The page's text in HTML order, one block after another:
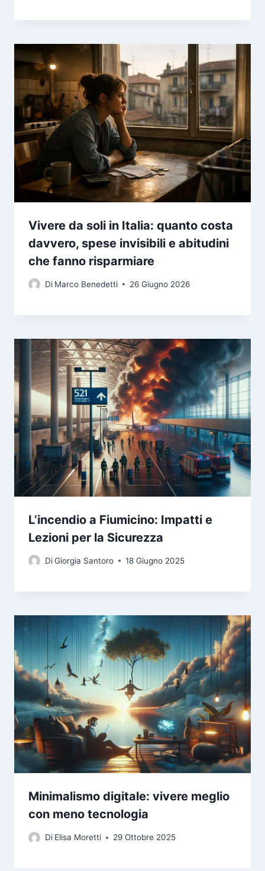
Vivere da soli in Italia: quanto costa
davvero, spese invisibili e abitudini
che fanno risparmiare
Di Marco Benedetti 26 Giugno 2026
L’incendio a Fiumicino: Impatti e
Lezioni per la Sicurezza
DiGiorgia Santoro 18 Giugno 2025
Minimalismo digitale: vivere meglio
con meno tecnologia
Di Elisa Moretti 29 Ottobre 2025